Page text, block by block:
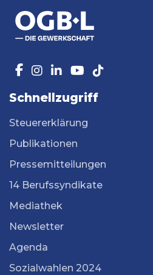
Schnellzugriff
Steuererklärung
Publikationen
Pressemitteilungen
14 Berufssyndikate
Mediathek
Newsletter
Agenda
Sozialwahlen 2024